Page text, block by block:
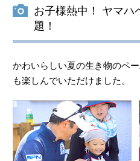
お子様熱中！ ヤマハ
題！
かわいらしい夏の生き物のペ
も楽しんでいただけました。